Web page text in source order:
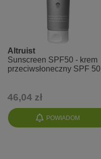
POWIADOM
Altruist
Sunscreen SPF50 - krem
przeciwsłoneczny SPF 50
46,04 zł